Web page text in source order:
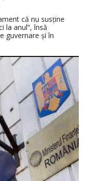
că nu susține
la anul”, însă
guvernare și în